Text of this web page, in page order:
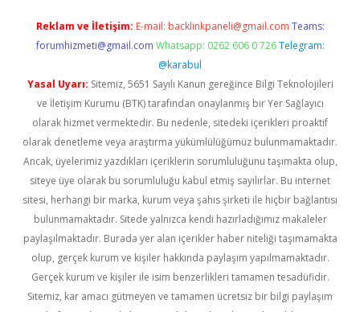
Reklam ve İletişim: E-mail: backlinkpaneli@gmail.com Teams:
forumhizmeti@gmail.com Whatsapp: 0262 606 0 726 Telegram:
@karabul
Yasal Uyarı: Sitemiz, 5651 Sayılı Kanun gereğince Bilgi Teknolojileri
ve İletişim Kurumu (BTK) tarafından onaylanmış bir Yer Sağlayıcı
olarak hizmet vermektedir. Bu nedenle, sitedeki içerikleri proaktif
olarak denetleme veya araştırma yükümlülüğümüz bulunmamaktadır.
Ancak, üyelerimiz yazdıkları içeriklerin sorumluluğunu taşımakta olup,
siteye üye olarak bu sorumluluğu kabul etmiş sayılırlar. Bu internet
sitesi, herhangi bir marka, kurum veya şahıs şirketi ile hiçbir bağlantısı
bulunmamaktadır. Sitede yalnızca kendi hazırladığımız makaleler
paylaşılmaktadır. Burada yer alan içerikler haber niteliği taşımamakta
olup, gerçek kurum ve kişiler hakkında paylaşım yapılmamaktadır.
Gerçek kurum ve kişiler ile isim benzerlikleri tamamen tesadüfidir.
Sitemiz, kar amacı gütmeyen ve tamamen ücretsiz bir bilgi paylaşım